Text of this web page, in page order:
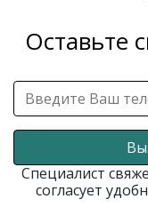
Оставьте
Специалист
согласует